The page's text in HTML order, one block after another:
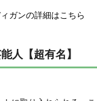
ガンの詳細はこちら
人【超有名】